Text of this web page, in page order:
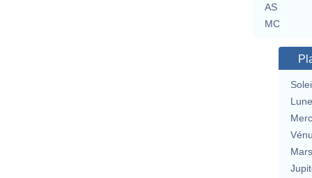
AS
MC
Lune
Mars